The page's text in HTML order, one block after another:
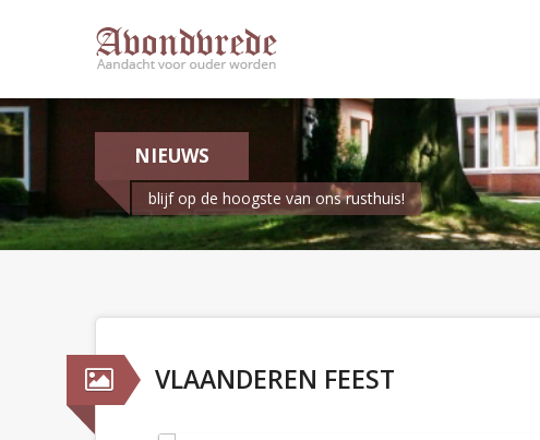
NIEUWS
blijf op de hoogste van ons rusthuis!
VLAANDEREN FEEST